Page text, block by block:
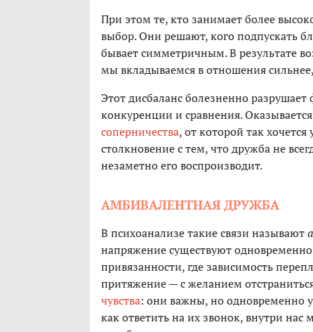
При этом те, кто занимает более
выбор. Они решают, кого подпускать
бывает симметричным. В результате
мы вкладываемся в отношения
Этот дисбаланс болезненно
конкуренции и сравнения.
соперничества, от которой так
столкновение с тем, что дружба не
незаметно его воспроизводит.
АМБИВАЛЕНТНАЯ ДРУЖБА
В психоанализе такие связи называют
напряжение существуют
привязанности, где зависимость
притяжение — с желанием
чувства: они важны, но одновременно
как ответить на их звонок, внутри